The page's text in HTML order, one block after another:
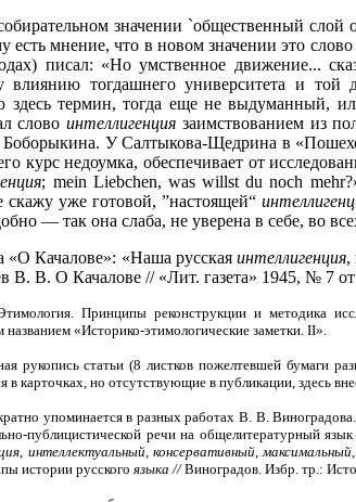
значении `общественный слой
есть мнение, что в новом значении это
писал: «Но умственное движение...
влиянию тогдашнего университета и
здесь термин, тогда еще не выдуманный,
словоинтеллигенция заимствованием из
У Салтыкова-Щедрина в
курс недоумка, обеспечивает от
; mein Liebchen, was willst du noch
уже готовой, ”настоящей“
— так она слаба, не уверена в себе, во
«О Качалове»: «Наша русскаяинтеллигенция,
В. В. О Качалове // «Лит. газета» 1945, № 7
Принципы реконструкции и методика
«Историко-этимологические заметки. II».
рукопись статьи (8 листков пожелтевшей бумаги
карточках, но отсутствующие в публикации, здесь
упоминается в разных работах В. В.
публицистической речи на общелитературный
, интеллектуальный, консервативный,максимальный
истории русскогоязыка //Виноградов. Избр. тр.: